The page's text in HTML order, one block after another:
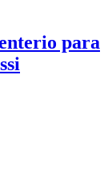
para